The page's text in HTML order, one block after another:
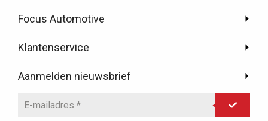
Focus Automotive
Klantenservice
Aanmelden nieuwsbrief